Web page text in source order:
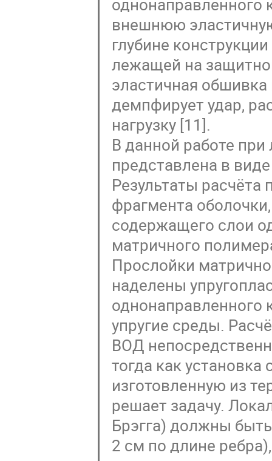
однонаправленного
внешнюю
глубине
лежащей на
эластичная обшивка
демпфирует удар,
нагрузку [11].
В данной работе
представлена в
Результаты
фрагмента
содержащего слои
матричного
Прослойки
наделены
однонаправленного
упругие среды.
ВОД
тогда как
изготовленную из
решает задачу.
Брэгга) должны
2 см по длине